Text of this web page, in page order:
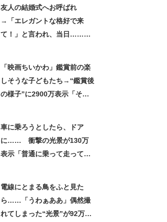
友人の結婚式へお呼ばれ
→「エレガントな格好で来
て！」と言われ、当日……ま
「映画ちいかわ」鑑賞前の楽
しそうな子どもたち→“鑑賞後
の様子”に2900万表示「そう
車に乗ろうとしたら、ドア
に…… 衝撃の光景が130万
表示「普通に乗って走ってた
電線にとまる鳥をふと見た
ら……「うわぁああ」偶然撮
れてしまった“光景”が92万再